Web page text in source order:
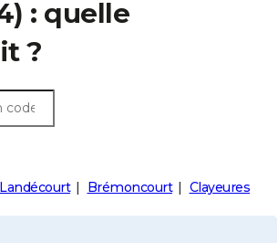
: quelle
?
Landécourt Brémoncourt Clayeures